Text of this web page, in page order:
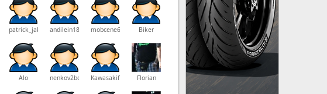
patrick_jakobsandilein180 mobcene666 Biker
Alo nenkov2bolandKawasakifahrer Florian